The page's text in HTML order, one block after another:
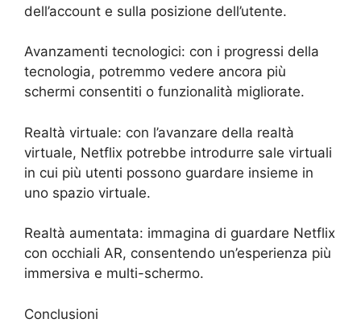
dell’account e sulla posizione dell’utente.
Avanzamenti tecnologici: con i progressi della
tecnologia, potremmo vedere ancora più
schermi consentiti o funzionalità migliorate.
Realtà virtuale: con l’avanzare della realtà
virtuale, Netflix potrebbe introdurre sale virtuali
in cui più utenti possono guardare insieme in
uno spazio virtuale.
Realtà aumentata: immagina di guardare Netflix
con occhiali AR, consentendo un’esperienza più
immersiva e multi-schermo.
Conclusioni